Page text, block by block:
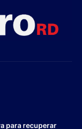
para recuperar